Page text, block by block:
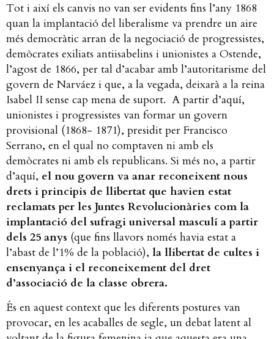
Tot i així els canvis no van ser evidents fins l’any 1868
quan la implantació del liberalisme va prendre un aire
més democràtic arran de la negociació de progressistes,
demòcrates exiliats antiisabelins i unionistes a Ostende,
l’agost de 1866, per tal d’acabar amb l’autoritarisme del
govern de Narváez i que, a la vegada, deixarà a la reina
Isabel II sense cap mena de suport. A partir d’aquí,
unionistes i progressistes van formar un govern
provisional (1868- 1871), presidit per Francisco
Serrano, en el qual no comptaven ni amb els
demòcrates ni amb els republicans. Si més no, a partir
d’aquí, el nou govern va anar reconeixent nous
drets i principis de llibertat que havien estat
reclamats per les Juntes Revolucionàries com la
implantació del sufragi universal masculí a partir
dels 25 anys (que fins llavors només havia estat a
l’abast de l’1% de la població), la llibertat de cultes i
ensenyança i el reconeixement del dret
d’associació de la classe obrera.
És en aquest context que les diferents postures van
provocar, en les acaballes de segle, un debat latent al